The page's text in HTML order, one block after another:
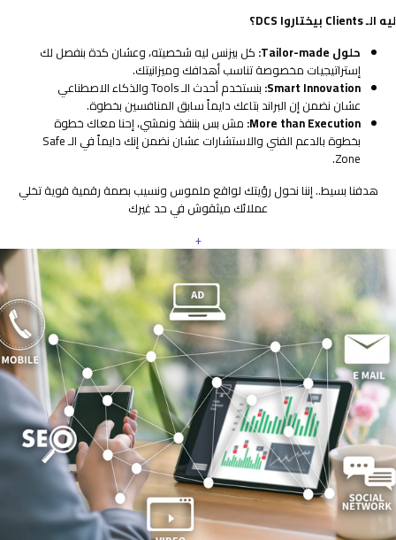
ليه الـ Clients بيختاروا DCS؟
حلول Tailor-made:
كل بيزنس ليه شخصيته، وعشان كدة بنفصل لك
إستراتيجيات مخصوصة تناسب أهدافك وميزانيتك.
Smart Innovation:
بنستخدم أحدث الـ Tools والذكاء الاصطناعي
عشان نضمن إن البراند بتاعك دايماً سابق المنافسين بخطوة.
More than Execution: مش بس بننفذ ونمشي، إحنا معاك خطوة
بخطوة بالدعم الفني والاستشارات عشان نضمن إنك دايماً في الـ Safe
Zone.
هدفنا بسيط.. إننا نحول رؤيتك لواقع ملموس ونسيب بصمة رقمية قوية تخلي
عملائك ميثقوش في حد غيرك
+